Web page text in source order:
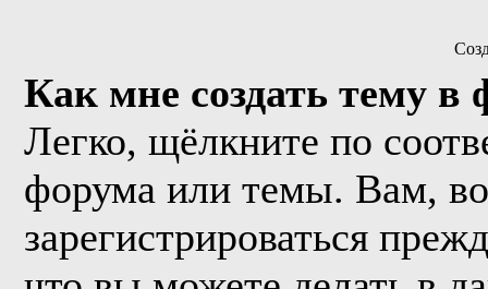
Как мне создать тему в
Легко, щёлкните по
форума или темы. Вам,
зарегистрироваться